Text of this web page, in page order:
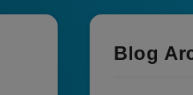
Blog